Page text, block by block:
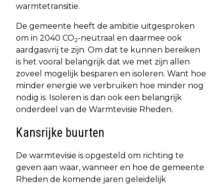
warmtetransitie.
De gemeente heeft de ambitie uitgesproken
om in 2040 CO2-neutraal en daarmee ook
aardgasvrij te zijn. Om dat te kunnen bereiken
is het vooral belangrijk dat we met zijn allen
zoveel mogelijk besparen en isoleren. Want hoe
minder energie we verbruiken hoe minder nog
nodig is. Isoleren is dan ook een belangrijk
onderdeel van de Warmtevisie Rheden.
Kansrijke buurten
De warmtevisie is opgesteld om richting te
geven aan waar, wanneer en hoe de gemeente
Rheden de komende jaren geleidelijk